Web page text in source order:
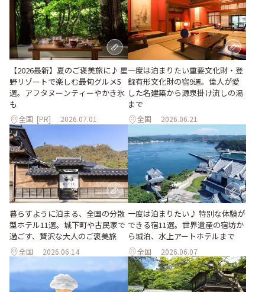
【2026最新】夏のご褒美旅に♪ 星
野リゾートで楽しむ最旬グルメ5
選。アフタヌーンティーやかき氷
も
全国 [PR] 2026.07.01
一度は泊まりたい重要文化財・登
録有形文化財の宿9選。偉人が愛
した名建築から源泉掛け流しの湯
まで
全国 2026.06.21
暮らすように泊まる、全国の分散
型ホテル11選。城下町や古民家で
過ごす、贅沢な大人のご褒美旅
全国 2026.06.14
一度は泊まりたい♪ 特別な体験が
できる宿11選。世界遺産の宿坊か
ら城泊、水上アートホテルまで
全国 2026.06.07